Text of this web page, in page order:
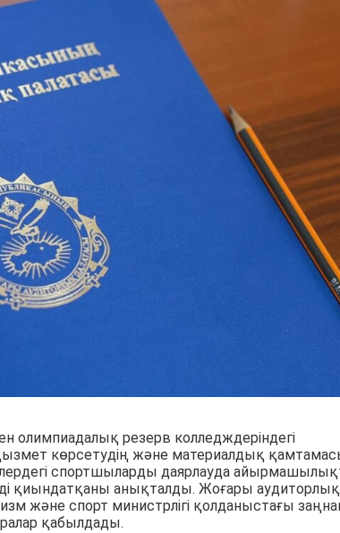
олимпиадалық резерв колледждеріндегі
көрсетудің және материалдық
спортшыларды даярлауда
қиындатқаны анықталды. Жоғары аудиторлық
және спорт министрлігі қолданыстағы
қабылдады.